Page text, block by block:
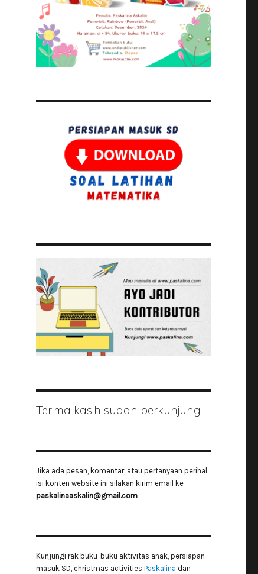
Terima kasih sudah berkunjung
Jika ada pesan, komentar, atau pertanyaan perihal
isi konten website ini silakan kirim email ke
paskalinaaskalin@gmail.com
Kunjungi rak buku-buku aktivitas anak, persiapan
masuk SD, christmas activities Paskalina dan